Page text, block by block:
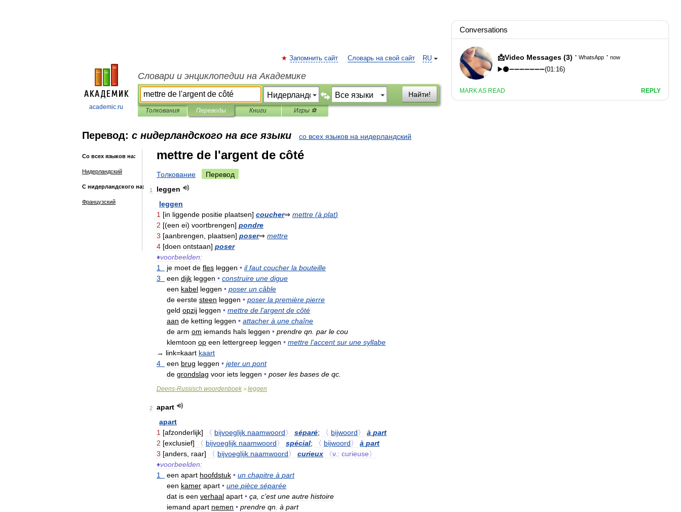
academic.ru
RU
Запомнить сайт Словарь на свой сайт
Словари и энциклопедии на Академике
Найти!
Толкования Переводы Книги Игры ⚽
Перевод: с нидерландского на все языки со всех языков на нидерландский
Со всех языков на:
Нидерландский
С нидерландского на:
Французский
mettre de l'argent de côté
Толкование Перевод
1
leggen
leggen
1 [in liggende positie plaatsen] coucher⇒ mettre (à plat)
2 [(een ei) voortbrengen] pondre
3 [aanbrengen plaatsen] poser⇒ mettre
4 [doen ontstaan] poser
♦voorbeelden:
1
je moet de fles leggen • il faut coucher la bouteille
3
een dijk leggen • construire une digue
een kabel leggen • poser un câble
de eerste steen leggen • poser la première pierre
geld opzij leggen • mettre de l'argent de côté
aan de ketting leggen • attacher à une chaîne
de arm om iemands hals leggen • prendre qn par le cou
klemtoon op een lettergreep leggen • mettre l'accent sur une syllabe
→ link=kaart kaart
4
een brug leggen • jeter un pont
de grondslag voor iets leggen • poser les bases de qc
Deens-Russisch woordenboek > leggen
2
apart
apart
1 [afzonderlijk] 〈 bijvoeglijk naamwoord〉 séparé; 〈 bijwoord〉 à part
2 [exclusief] 〈 bijvoeglijk naamwoord〉 spécial; 〈 bijwoord〉 à part
3 [anders raar] 〈 bijvoeglijk naamwoord〉 curieux 〈v. : curieuse〉
♦voorbeelden:
1
een apart hoofdstuk • un chapitre à part
een kamer apart • une pièce séparée
dat is een verhaal apart • ça c'est une autre histoire
iemand apart nemen • prendre qn à part